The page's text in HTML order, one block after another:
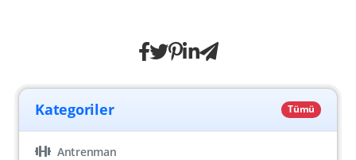
Kategoriler Tümü
Antrenman